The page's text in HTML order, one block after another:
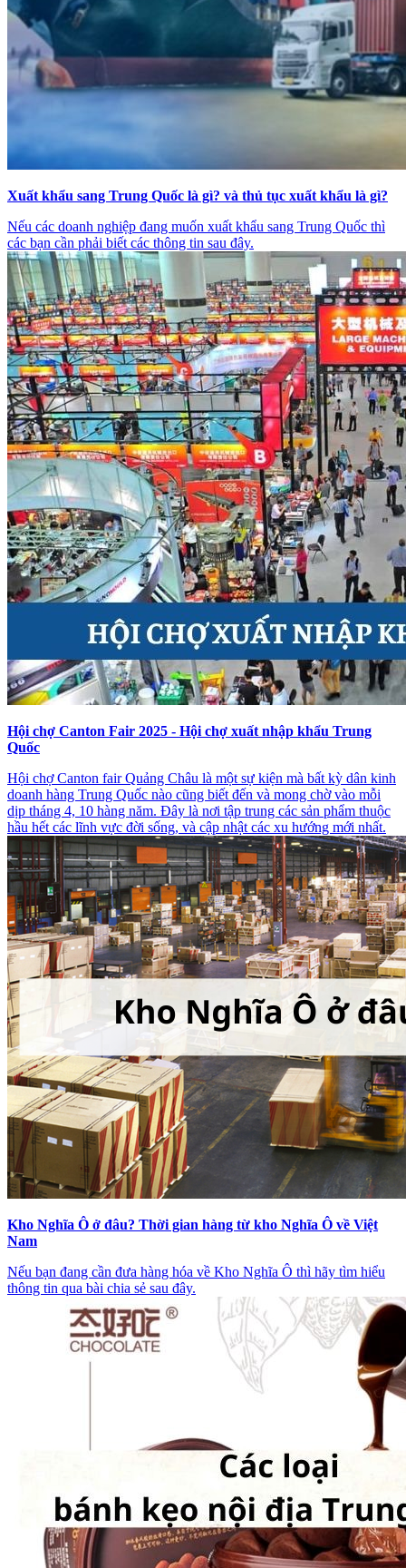
Xuất khẩu sang Trung Quốc là gì? và thủ tục xuất khẩu là gì?
Nếu các doanh nghiệp đang muốn xuất khẩu sang Trung Quốc thì
các bạn cần phải biết các thông tin sau đây.
Hội chợ Canton Fair 2025 - Hội chợ xuất nhập khẩu Trung
Quốc
Hội chợ Canton fair Quảng Châu là một sự kiện mà bất kỳ dân kinh
doanh hàng Trung Quốc nào cũng biết đến và mong chờ vào mỗi
dịp tháng 4, 10 hàng năm. Đây là nơi tập trung các sản phẩm thuộc
hầu hết các lĩnh vực đời sống, và cập nhật các xu hướng mới nhất.
Kho Nghĩa Ô ở đâu? Thời gian hàng từ kho Nghĩa Ô về Việt
Nam
Nếu bạn đang cần đưa hàng hóa về Kho Nghĩa Ô thì hãy tìm hiểu
thông tin qua bài chia sẻ sau đây.